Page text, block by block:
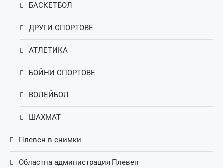
БАСКЕТБОЛ
ДРУГИ СПОРТОВЕ
АТЛЕТИКА
БОЙНИ СПОРТОВЕ
ВОЛЕЙБОЛ
ШАХМАТ
Плевен в снимки
Областна администрация Плевен